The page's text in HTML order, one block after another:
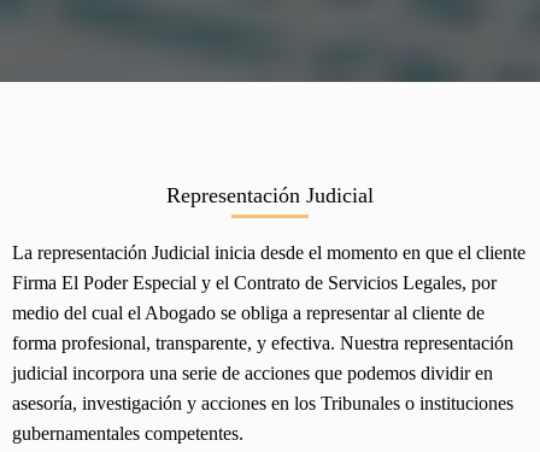
Representación Judicial
La representación Judicial inicia desde el momento en que el cliente
Firma El Poder Especial y el Contrato de Servicios Legales, por
medio del cual el Abogado se obliga a representar al cliente de
forma profesional, transparente, y efectiva. Nuestra representación
judicial incorpora una serie de acciones que podemos dividir en
asesoría, investigación y acciones en los Tribunales o instituciones
gubernamentales competentes.